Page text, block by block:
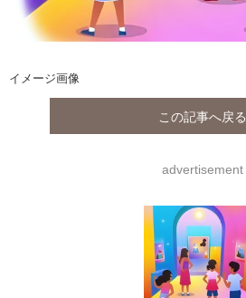
イメージ画像
この記事へ戻る
advertisement